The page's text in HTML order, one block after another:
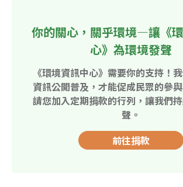
你的關心，關乎環境—讓《
心》為環境發聲
《環境資訊中心》需要你的支持！
資訊公開普及，才能促成民眾的參
請您加入定期捐款的行列，讓我們
聲。
前往捐款